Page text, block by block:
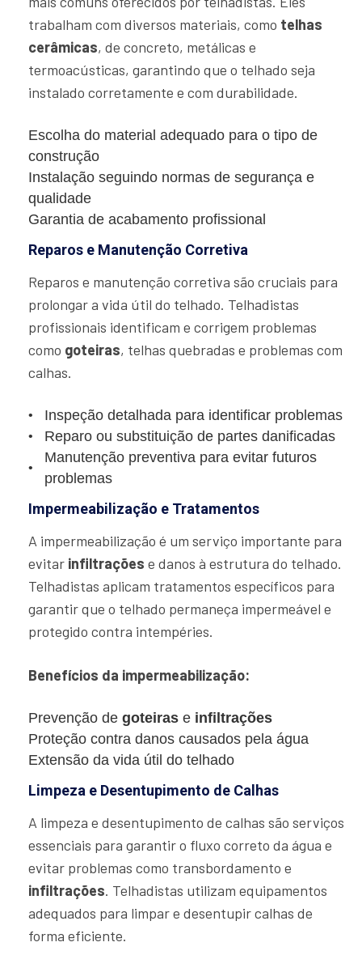
trabalham com diversos materiais, como telhas
cerâmicas, de concreto, metálicas e
termoacústicas, garantindo que o telhado seja
instalado corretamente e com durabilidade.
Escolha do material adequado para o tipo de
construção
Instalação seguindo normas de segurança e
qualidade
Garantia de acabamento profissional
Reparos e Manutenção Corretiva
Reparos e manutenção corretiva são cruciais para
prolongar a vida útil do telhado. Telhadistas
profissionais identificam e corrigem problemas
como goteiras, telhas quebradas e problemas com
calhas.
Inspeção detalhada para identificar problemas
Reparo ou substituição de partes danificadas
Manutenção preventiva para evitar futuros
problemas
Impermeabilização e Tratamentos
A impermeabilização é um serviço importante para
evitar infiltrações e danos à estrutura do telhado.
Telhadistas aplicam tratamentos específicos para
garantir que o telhado permaneça impermeável e
protegido contra intempéries.
Benefícios da impermeabilização:
Prevenção de goteiras e infiltrações
Proteção contra danos causados pela água
Extensão da vida útil do telhado
Limpeza e Desentupimento de Calhas
A limpeza e desentupimento de calhas são serviços
essenciais para garantir o fluxo correto da água e
evitar problemas como transbordamento e
infiltrações. Telhadistas utilizam equipamentos
adequados para limpar e desentupir calhas de
forma eficiente.